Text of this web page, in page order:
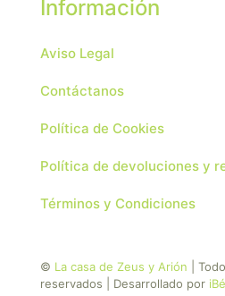
Información
Aviso Legal
Contáctanos
Política de Cookies
Política de devoluciones y
Términos y Condiciones
© La casa de Zeus y Arión |
reservados | Desarrollado por